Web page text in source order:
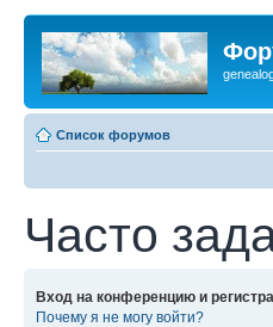
Список форумов
Часто
Вход на конференцию и
Почему я не могу войти?